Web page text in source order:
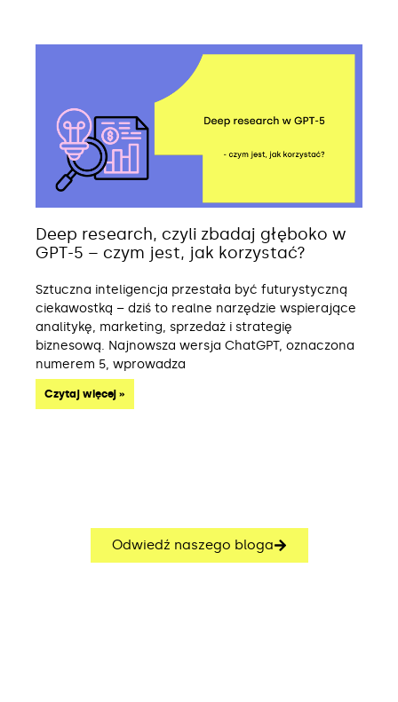
Deep research, czyli zbadaj głęboko w
GPT-5 – czym jest, jak korzystać?
Sztuczna inteligencja przestała być futurystyczną
ciekawostką – dziś to realne narzędzie wspierające
analitykę, marketing, sprzedaż i strategię
biznesową. Najnowsza wersja ChatGPT, oznaczona
numerem 5, wprowadza
Czytaj więcej »
Odwiedź naszego bloga